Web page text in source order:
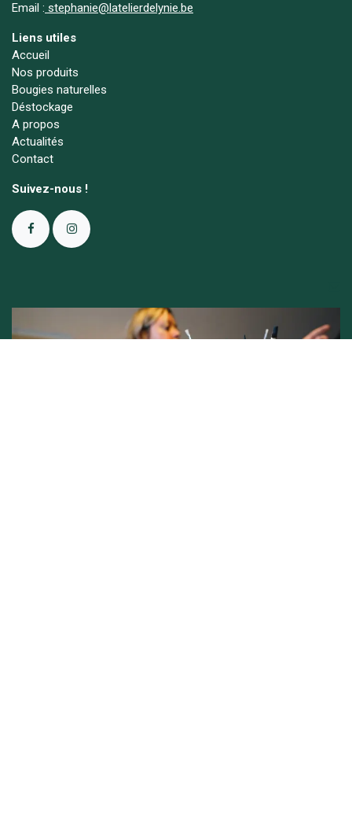
Email : stephanie@latelierdelynie.be
Liens utiles
Accueil
Nos produits
Bougies naturelles
Déstockage
A propos
Actualités
Contact
Suivez-nous !